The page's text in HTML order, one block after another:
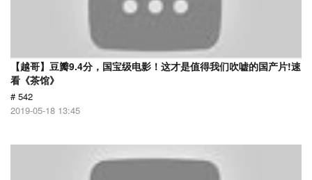
【越哥】豆瓣9.4分，国宝级电影！这才是值得我们吹嘘的国产片!速
看《茶馆》
# 542
2019-05-18 13:45